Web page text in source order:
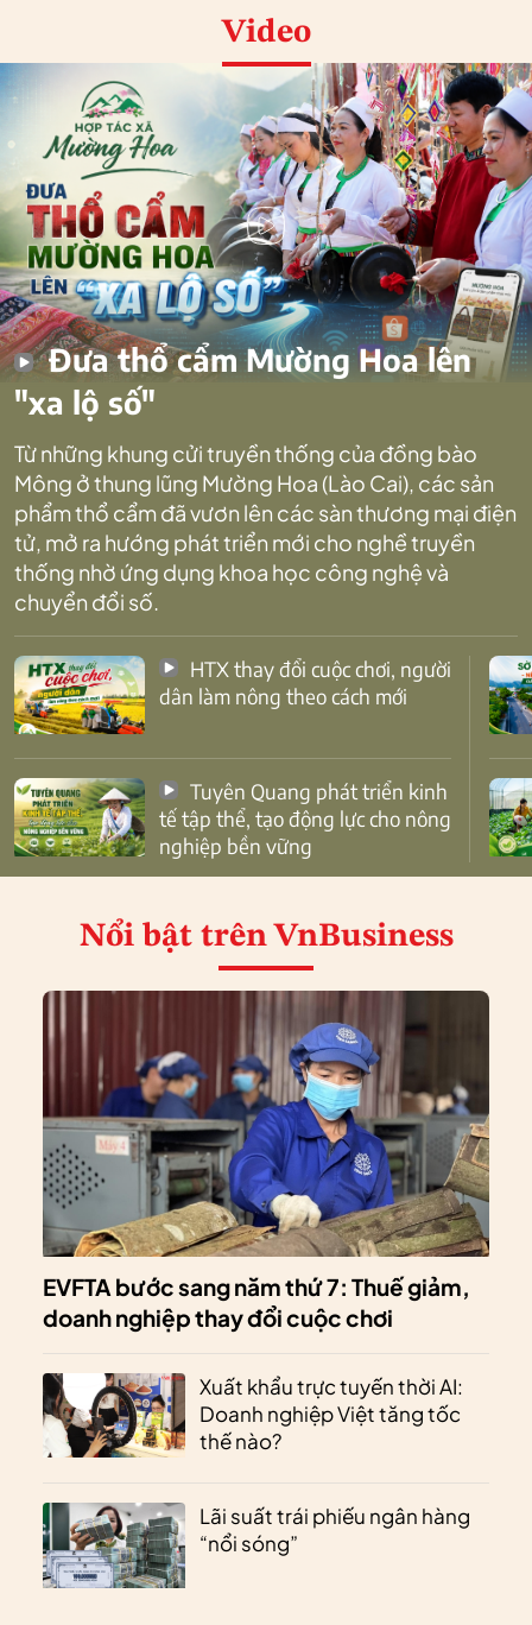
Video
Đưa thổ cẩm Mường Hoa lên
"xa lộ số"
Từ những khung cửi truyền thống của đồng bào
Mông ở thung lũng Mường Hoa (Lào Cai), các sản
phẩm thổ cẩm đã vươn lên các sàn thương mại điện
tử, mở ra hướng phát triển mới cho nghề truyền
thống nhờ ứng dụng khoa học công nghệ và
chuyển đổi số.
dân làm nông theo cách mới
tế tập thể, tạo động lực cho nông
nghiệp bền vững
Nổi bật trên VnBusiness
EVFTA bước sang năm thứ 7: Thuế giảm,
doanh nghiệp thay đổi cuộc chơi
Xuất khẩu trực tuyến thời AI:
Doanh nghiệp Việt tăng tốc
thế nào?
Lãi suất trái phiếu ngân hàng
“nổi sóng”